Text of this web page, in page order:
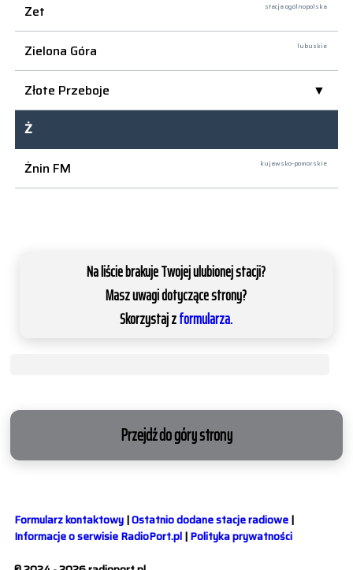
Zet stacja ogólnopolska
Zielona Góra lubuskie
Złote Przeboje
Ż
Żnin FM
kujawsko-pomorskie
Na liście brakuje Twojej ulubionej stacji?
Masz uwagi dotyczące strony?
Skorzystaj zformularza.
Przejdź do góry strony
Formularz kontaktowy|Ostatnio dodane stacje radiowe|
Informacje o serwisie RadioPort.pl|Polityka prywatności